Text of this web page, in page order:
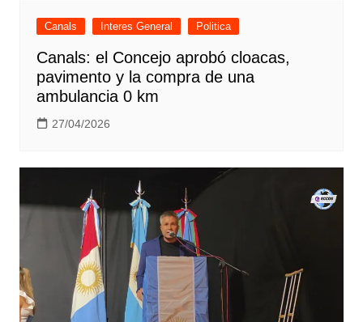
Canals Interes General Politica
Canals: el Concejo aprobó cloacas,
pavimento y la compra de una
ambulancia 0 km
27/04/2026